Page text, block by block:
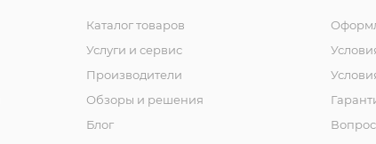
Каталог товаров
Услуги и сервис
Производители
Обзоры и решения
Блог